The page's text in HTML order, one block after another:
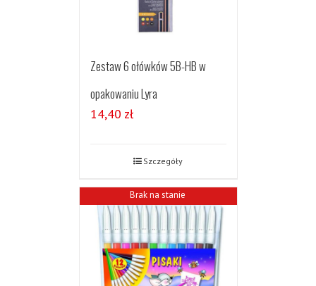
Zestaw 6 ołówków 5B-HB w
opakowaniu Lyra
14,40 zł
Szczegóły
Brak na stanie